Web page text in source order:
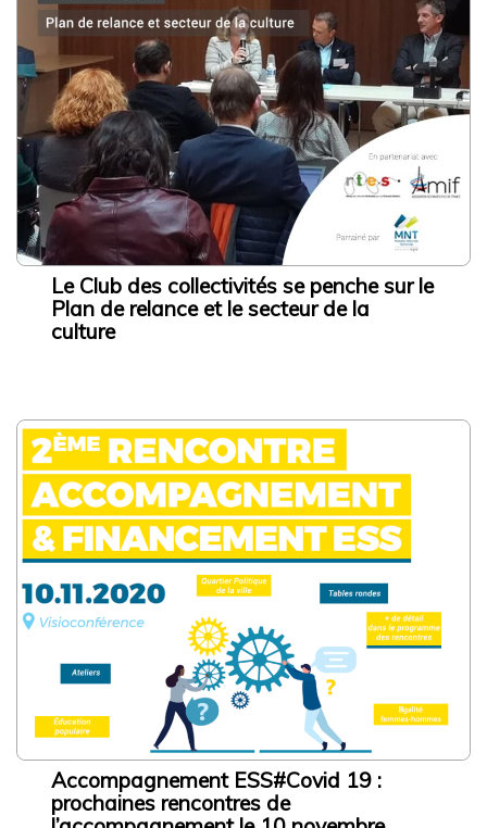
Le Club des collectivités se penche sur le
Plan de relance et le secteur de la
culture
Accompagnement ESS#Covid 19 :
prochaines rencontres de